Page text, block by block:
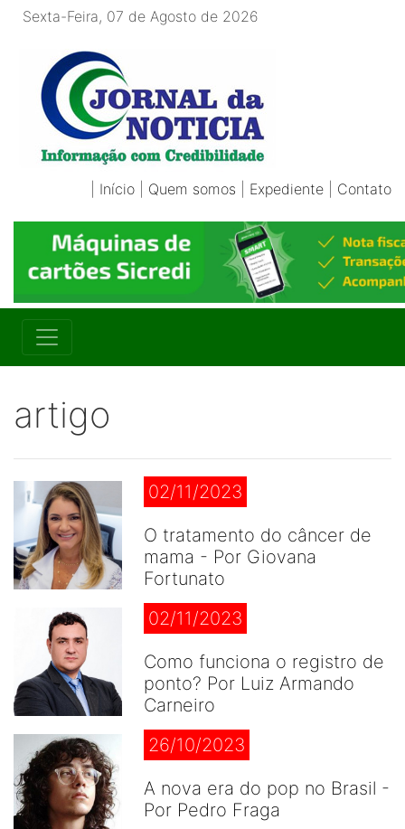
Sexta-Feira, 07 de Agosto de 2026
Início Quem somos Expediente Contato
artigo
02/11/2023
O tratamento do câncer de
mama - Por Giovana
Fortunato
02/11/2023
Como funciona o registro de
ponto? Por Luiz Armando
Carneiro
26/10/2023
A nova era do pop no Brasil -
Por Pedro Fraga